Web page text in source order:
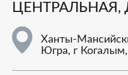
ЦЕНТРАЛЬНАЯ,
Ханты-
Югра, г